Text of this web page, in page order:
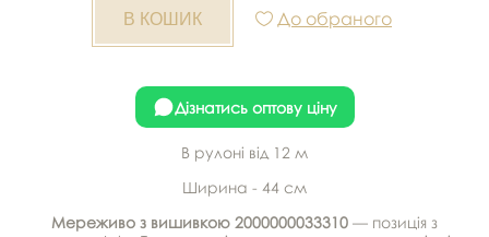
До обраного
Дізнатись оптову ціну
В рулоні від 12 м
Ширина - 44 см
Мереживо з вишивкою 2000000033310 — позиція з